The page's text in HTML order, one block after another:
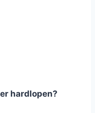
hardlopen?